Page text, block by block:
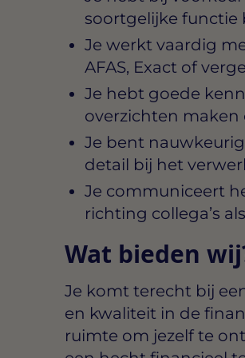
soortgelijke functie
Je werkt vaardig
AFAS, Exact of
Je hebt goede
overzichten maken
Je bent
detail bij het
Je communiceert
richting collega’s
Wat bieden
Je komt terecht bij
en kwaliteit in de
ruimte om jezelf te